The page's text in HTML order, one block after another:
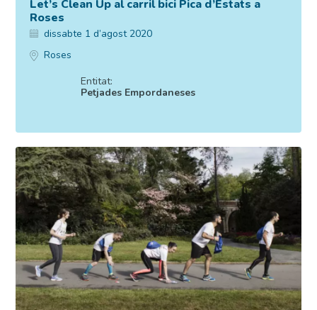
Let’s Clean Up al carril bici Pica d’Estats a
Roses
dissabte 1 d’agost 2020
Roses
Entitat:
Petjades Empordaneses